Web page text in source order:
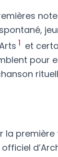
1 et
pour
la